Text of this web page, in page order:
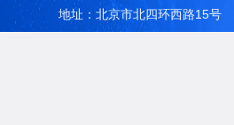
地址：北京市北四环西路15号